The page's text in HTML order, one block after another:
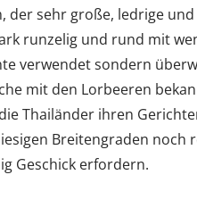
der sehr große, ledrige
runzelig und rund mit
verwendet sondern
mit den Lorbeeren
Thailänder ihren
Breitengraden noch
Geschick erfordern.